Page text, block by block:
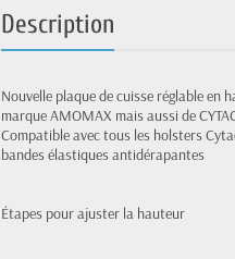
Description
Nouvelle plaque de cuisse réglable en
marque AMOMAX mais aussi de
Compatible avec tous les holsters
bandes élastiques antidérapantes
Étapes pour ajuster la hauteur